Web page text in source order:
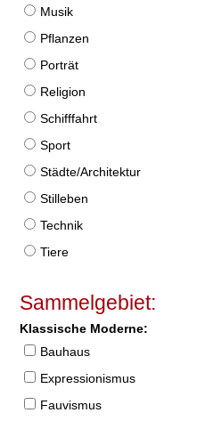
Musik
Pflanzen
Porträt
Religion
Schifffahrt
Sport
Städte/Architektur
Stilleben
Technik
Tiere
Sammelgebiet:
Klassische Moderne:
Bauhaus
Expressionismus
Fauvismus